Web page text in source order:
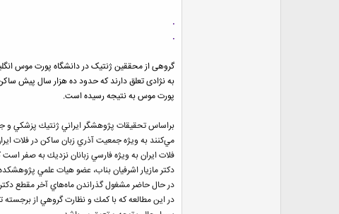
.
.
گروهی از محققین ژنتیک در دانشگاه پورت موس
به نژادی تعلق دارند که حدود ده هزار سال پیش
پورت موس به نتیجه رسیده است.
براساس تحقيقات پژوهشگر ايراني ژنتيك پزشكي و
فلات ايران به ويژه فارسي زبانان نزديك به صفر
دكتر مازيار اشرفيان بناب، عضو هيات علمي
در حال حاضر مشغول گذراندن ماه‌هاي آخر مقطع
در اين مطالعه كه با كمك و نظارت گروهي از برجسته